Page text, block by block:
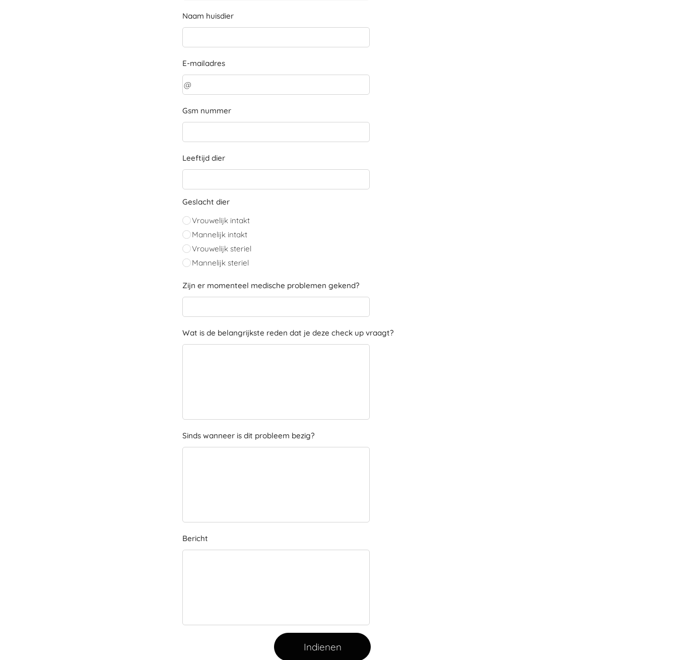
Naam huisdier
E-mailadres
Gsm nummer
Leeftijd dier
Geslacht dier
Vrouwelijk intakt
Mannelijk intakt
Vrouwelijk steriel
Mannelijk steriel
Zijn er momenteel medische problemen gekend?
Wat is de belangrijkste reden dat je deze check up vraagt?
Sinds wanneer is dit probleem bezig?
Bericht
Indienen